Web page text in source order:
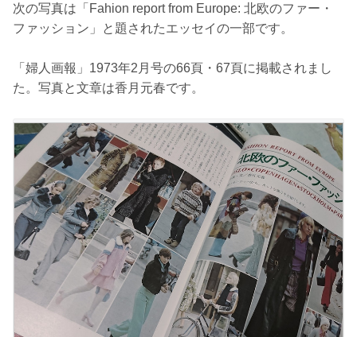
次の写真は「Fahion report from Europe: 北欧のファー・
ファッション」と題されたエッセイの一部です。
「婦人画報」1973年2月号の66頁・67頁に掲載されまし
た。写真と文章は香月元春です。